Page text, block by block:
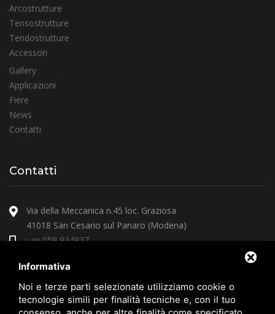
Arcostrutture
Tensostrutture
Tendostrutture
Accessori
Gallery
Applicazioni
Fiere
News
Contatti
Contatti
Via della Meccanica n.45 loc. Graziosa
41018 San Cesario sul Panaro (Modena)
(+39)059 934937
Informativa
Noi e terze parti selezionate utilizziamo cookie o
tecnologie simili per finalità tecniche e, con il tuo